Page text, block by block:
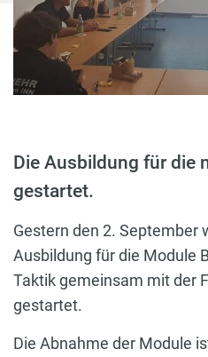
Die Ausbildung für die
gestartet.
Gestern den 2. September
Ausbildung für die Module
Taktik gemeinsam mit der
gestartet.
Die Abnahme der Module